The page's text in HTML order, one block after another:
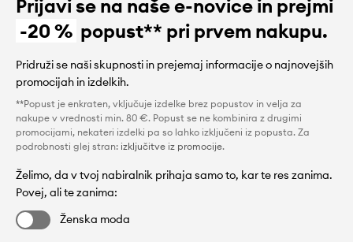
Prijavi se na naše e-novice in prejmi
-20 % popust** pri prvem nakupu.
Pridruži se naši skupnosti in prejemaj informacije o najnovejših
promocijah in izdelkih.
**Popust je enkraten, vključuje izdelke brez popustov in velja za
nakupe v vrednosti min. 80 €. Popust se ne kombinira z drugimi
promocijami, nekateri izdelki pa so lahko izključeni iz popusta. Za
podrobnosti glej stran: izključitve iz promocije.
Želimo, da v tvoj nabiralnik prihaja samo to, kar te res zanima.
Povej, ali te zanima:
Ženska moda